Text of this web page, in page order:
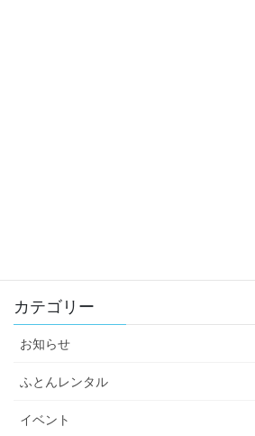
カテゴリー
お知らせ
ふとんレンタル
イベント